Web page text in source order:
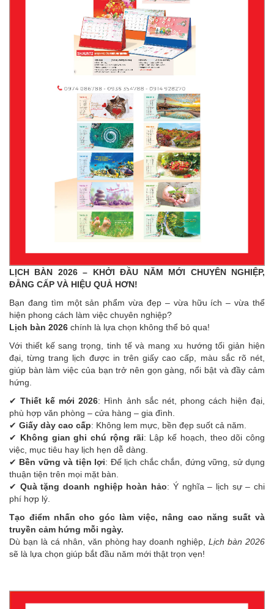
LỊCH BÀN 2026 – KHỞI ĐẦU NĂM MỚI CHUYÊN NGHIỆP,
ĐẲNG CẤP VÀ HIỆU QUẢ HƠN!
Bạn đang tìm một sản phẩm vừa đẹp – vừa hữu ích – vừa thể
hiện phong cách làm việc chuyên nghiệp?
Lịch bàn 2026 chính là lựa chọn không thể bỏ qua!
Với thiết kế sang trọng, tinh tế và mang xu hướng tối giản hiện
đại, từng trang lịch được in trên giấy cao cấp, màu sắc rõ nét,
giúp bàn làm việc của bạn trở nên gọn gàng, nổi bật và đầy cảm
hứng.
✔Thiết kế mới 2026: Hình ảnh sắc nét, phong cách hiện đại,
phù hợp văn phòng – cửa hàng – gia đình.
✔ Giấy dày cao cấp: Không lem mực, bền đẹp suốt cả năm.
✔ Không gian ghi chú rộng rãi: Lập kế hoạch, theo dõi công
việc, mục tiêu hay lịch hẹn dễ dàng.
✔ Bền vững và tiện lợi: Đế lịch chắc chắn, đứng vững, sử dụng
thuận tiện trên mọi mặt bàn.
✔ Quà tặng doanh nghiệp hoàn hảo: Ý nghĩa – lịch sự – chi
phí hợp lý.
Tạo điểm nhấn cho góc làm việc, nâng cao năng suất và
truyền cảm hứng mỗi ngày.
Dù bạn là cá nhân, văn phòng hay doanh nghiệp,Lịch bàn 2026
sẽ là lựa chọn giúp bắt đầu năm mới thật trọn vẹn!